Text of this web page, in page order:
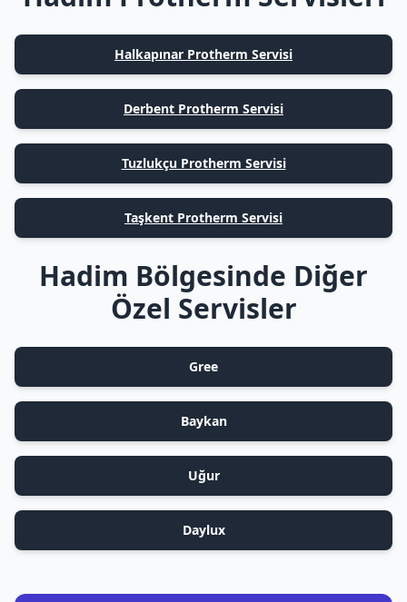
Halkapınar Protherm Servisi
Derbent Protherm Servisi
Tuzlukçu Protherm Servisi
Taşkent Protherm Servisi
Hadim Bölgesinde Diğer
Özel Servisler
Gree
Baykan
Uğur
Daylux